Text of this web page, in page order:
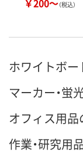
￥200～（税込）
ホワイトボ
マーカー・蛍
オフィス用
作業・研究用